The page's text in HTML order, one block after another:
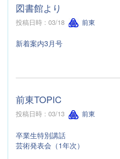
図書館より
投稿日時 : 03/18 前東
新着案内3月号
前東TOPIC
投稿日時 : 03/13 前東
卒業生特別講話
芸術発表会（1年次）